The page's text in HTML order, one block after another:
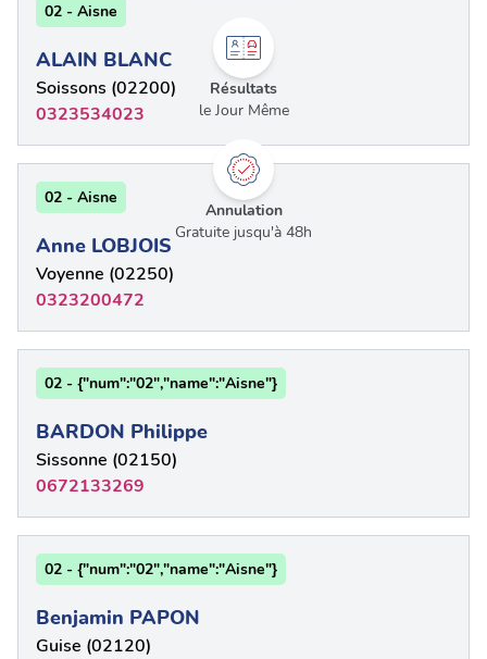
Résultats
le Jour Même
Annulation
Gratuite jusqu'à 48h
02 - Aisne
ALAIN BLANC
Soissons (02200)
0323534023
02 - Aisne
Anne LOBJOIS
Voyenne (02250)
0323200472
02 - {"num":"02","name":"Aisne"}
BARDON Philippe
Sissonne (02150)
0672133269
02 - {"num":"02","name":"Aisne"}
Benjamin PAPON
Guise (02120)